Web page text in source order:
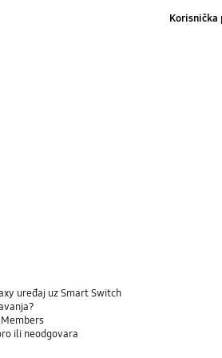
Korisnička
uređaj uz Smart Switch
ili neodgovara